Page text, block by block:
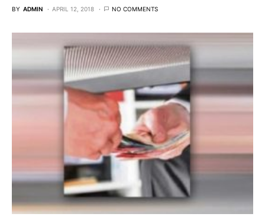
BY ADMIN APRIL 12, 2018 NO COMMENTS